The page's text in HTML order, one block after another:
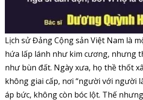
Lịch sử Đảng Cộng sản Việt Nam là
hứa lấp lánh như kim cương, nhưng
như bùn đất. Ngày xưa, họ thề thốt
không giai cấp, nơi “người với người
áp bức, không còn bóc lột. Thế